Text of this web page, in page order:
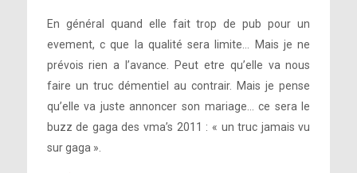
En général quand elle fait trop de pub pour un
evement, c que la qualité sera limite… Mais je ne
prévois rien a l’avance. Peut etre qu’elle va nous
faire un truc démentiel au contrair. Mais je pense
qu’elle va juste annoncer son mariage… ce sera le
buzz de gaga des vma’s 2011 : « un truc jamais vu
sur gaga ».